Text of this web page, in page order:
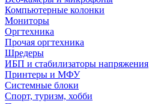
Компьютерные колонки
Мониторы
Оргтехника
Прочая оргтехника
Шредеры
ИБП и стабилизаторы напряжения
Принтеры и МФУ
Системные блоки
Спорт, туризм, хобби